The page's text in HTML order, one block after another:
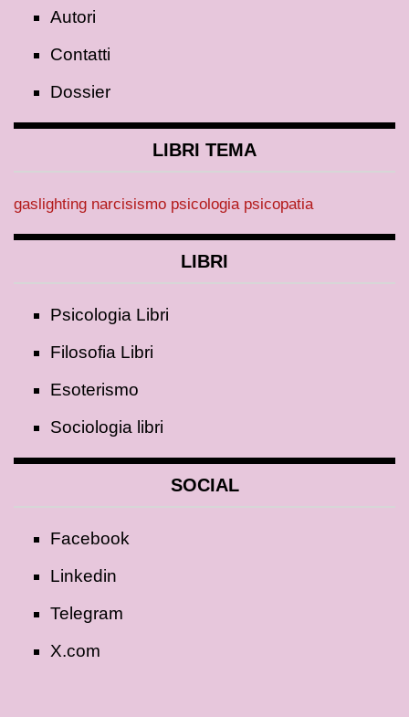
Autori
Contatti
Dossier
LIBRI TEMA
gaslighting narcisismo psicologia psicopatia
LIBRI
Psicologia Libri
Filosofia Libri
Esoterismo
Sociologia libri
SOCIAL
Facebook
Linkedin
Telegram
X.com